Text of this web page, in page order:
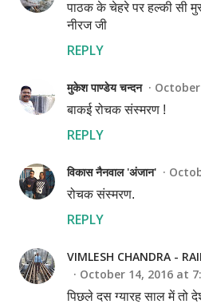
पाठक के चेहरे पर हल्की सी
नीरज जी
REPLY
मुकेश पाण्डेय चन्दन October
बाकई रोचक संस्मरण !
REPLY
विकास नैनवाल 'अंजान'
रोचक संस्मरण.
REPLY
VIMLESH CHANDRA -
October 14, 2016 at
पिछले दस ग्यारह साल में तो